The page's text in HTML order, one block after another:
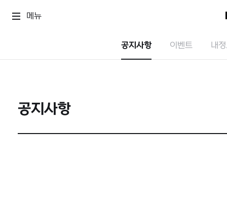
메뉴
공지사항 이벤트 내
공지사항